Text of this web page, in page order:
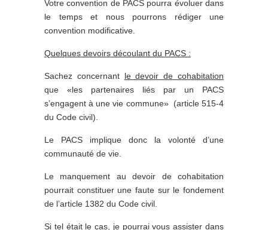
Votre convention de PACS pourra évoluer dans
le temps et nous pourrons rédiger une
convention modificative.
Quelques devoirs découlant du PACS :
Sachez concernant le devoir de cohabitation
que «les partenaires liés par un PACS
s’engagent à une vie commune» (article 515-4
du Code civil).
Le PACS implique donc la volonté d’une
communauté de vie.
Le manquement au devoir de cohabitation
pourrait constituer une faute sur le fondement
de l’article 1382 du Code civil.
Si tel était le cas, je pourrai vous assister dans